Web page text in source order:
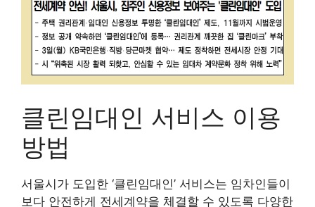
클린임대인 서비스 이용
방법
서울시가 도입한 ‘클린임대인’ 서비스는 임차인들이
보다 안전하게 전세계약을 체결할 수 있도록 다양한